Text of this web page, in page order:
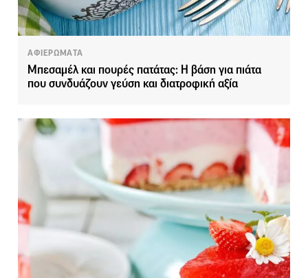
ΑΦΙΕΡΩΜΑΤΑ
Μπεσαμέλ και πουρές πατάτας: Η βάση για πιάτα
που συνδυάζουν γεύση και διατροφική αξία